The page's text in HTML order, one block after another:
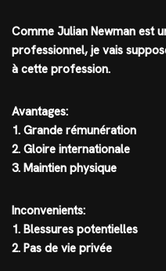
Comme Julian Newman est
professionnel, je vais
à cette profession.
Avantages:
1. Grande rémunération
2. Gloire internationale
3. Maintien physique
Inconvenients:
1. Blessures potentielles
2. Pas de vie privée